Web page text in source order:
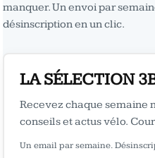
manquer. Un envoi par
désinscription en un clic.
LA SÉLECTION
Recevez chaque semaine
conseils et actus vélo.
Un email par semaine.